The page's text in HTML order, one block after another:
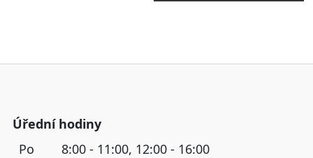
Úřední hodiny
Po
8:00 - 11:00, 12:00 - 16:00